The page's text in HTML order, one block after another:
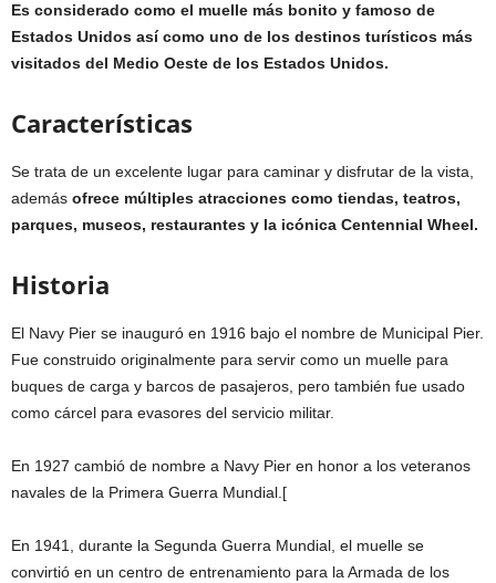
Es considerado como el muelle más bonito y famoso de
Estados Unidos así como uno de los destinos turísticos más
visitados del Medio Oeste de los Estados Unidos.
Características
Se trata de un excelente lugar para caminar y disfrutar de la vista,
además ofrece múltiples atracciones como tiendas, teatros,
parques, museos, restaurantes y la icónica Centennial Wheel.
Historia
El Navy Pier se inauguró en 1916 bajo el nombre de Municipal Pier.
Fue construido originalmente para servir como un muelle para
buques de carga y barcos de pasajeros, pero también fue usado
como cárcel para evasores del servicio militar.
En 1927 cambió de nombre a Navy Pier en honor a los veteranos
navales de la Primera Guerra Mundial.[
En 1941, durante la Segunda Guerra Mundial, el muelle se
convirtió en un centro de entrenamiento para la Armada de los